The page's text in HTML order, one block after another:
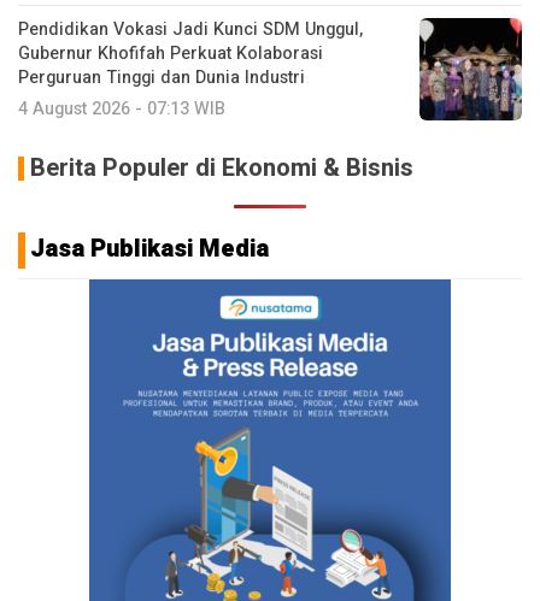
Pendidikan Vokasi Jadi Kunci SDM Unggul,
Gubernur Khofifah Perkuat Kolaborasi
Perguruan Tinggi dan Dunia Industri
4 August 2026 - 07:13 WIB
Berita Populer di Ekonomi & Bisnis
Jasa Publikasi Media